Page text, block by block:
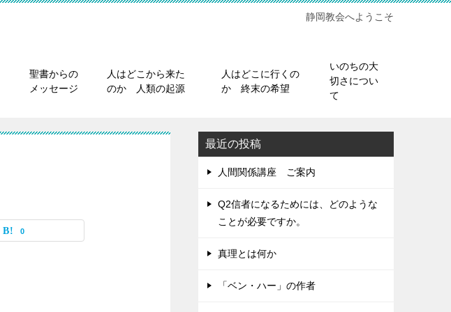
静岡教会へようこそ
聖書からの
メッセージ
人はどこから来た
のか 人類の起源
人はどこに行くの
か 終末の希望
いのちの大
切さについ
て
0
最近の投稿
人間関係講座 ご案内
Q2信者になるためには、どのような
ことが必要ですか。
真理とは何か
「ベン・ハー」の作者